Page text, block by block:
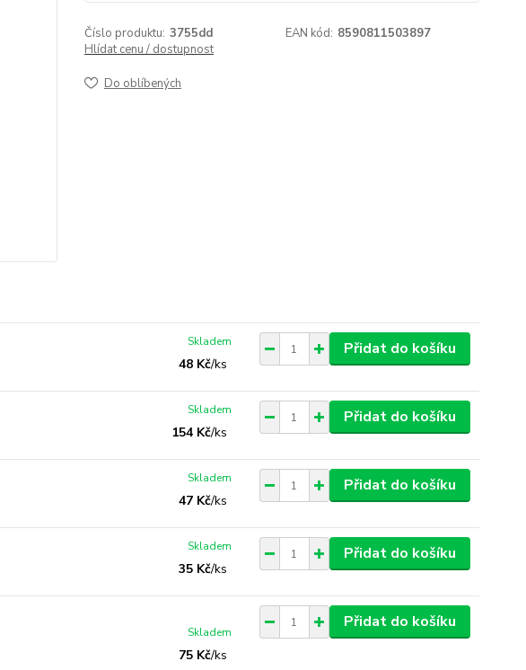
Číslo produktu: 3755dd EAN kód: 8590811503897
Hlídat cenu / dostupnost
Do oblíbených
48 Kč/ks
Skladem Přidat do košíku
154 Kč/ks
Skladem Přidat do košíku
47 Kč/ks
Skladem Přidat do košíku
35 Kč/ks
Skladem Přidat do košíku
75 Kč/ks
Skladem
Přidat do košíku